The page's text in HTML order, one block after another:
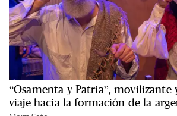
“Osamenta y Patria”, movilizante
viaje hacia la formación de la